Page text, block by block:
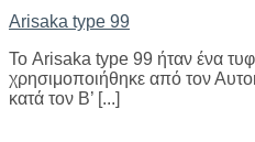
Arisaka type 99
Το Arisaka type 99 ήταν ένα
χρησιμοποιήθηκε από τον
κατά τον Β’ [...]